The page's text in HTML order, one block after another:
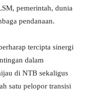
pemerintah, dunia
pendanaan.
tercipta sinergi
dalam
di NTB sekaligus
satu pelopor transisi